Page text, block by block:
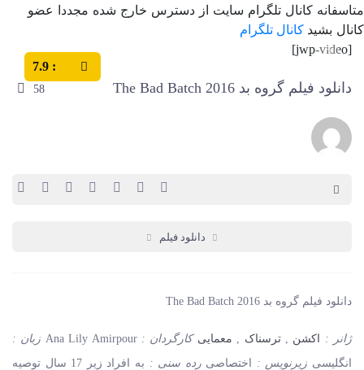
متاسفانه کانال تلگرام سایت از دسترس خارج شده مجددا عضو
کانال بشید کانال تلگرام
:
7.9
[jwp-video]
دانلود فیلم گروه بد 2016 The Bad Batch 58
دانلود فیلم
دانلود فیلم گروه بد 2016 The Bad Batch
ژانر : اکشن , ترسناک , معمایی کارگردان :Ana Lily Amirpour زبان :
انگلیسی زیرنویس : اختصاصیرده سنی :
به افراد زیر 17 سال توصیه